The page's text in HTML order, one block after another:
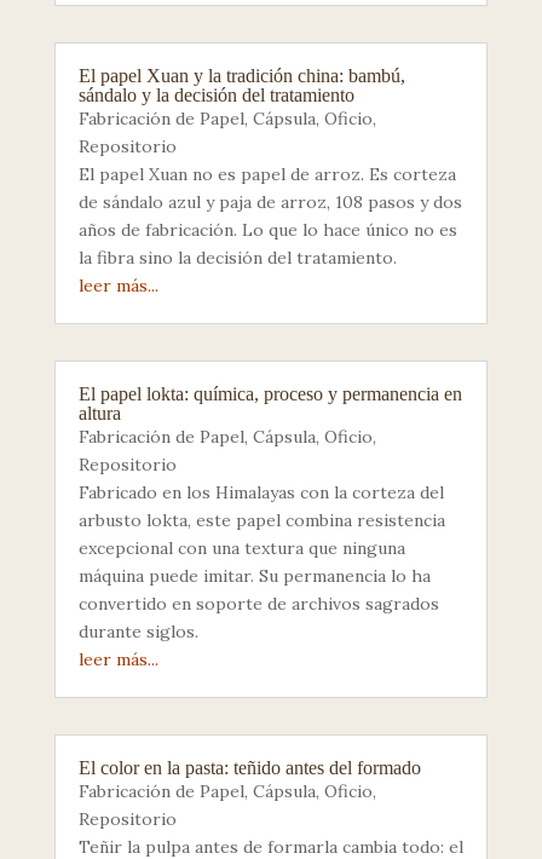
El papel Xuan y la tradición china: bambú,
sándalo y la decisión del tratamiento
Fabricación de Papel, Cápsula, Oficio,
Repositorio
El papel Xuan no es papel de arroz. Es corteza
de sándalo azul y paja de arroz, 108 pasos y dos
años de fabricación. Lo que lo hace único no es
la fibra sino la decisión del tratamiento.
leer más...
El papel lokta: química, proceso y permanencia en
altura
Fabricación de Papel, Cápsula, Oficio,
Repositorio
Fabricado en los Himalayas con la corteza del
arbusto lokta, este papel combina resistencia
excepcional con una textura que ninguna
máquina puede imitar. Su permanencia lo ha
convertido en soporte de archivos sagrados
durante siglos.
leer más...
El color en la pasta: teñido antes del formado
Fabricación de Papel, Cápsula, Oficio,
Repositorio
Teñir la pulpa antes de formarla cambia todo: el